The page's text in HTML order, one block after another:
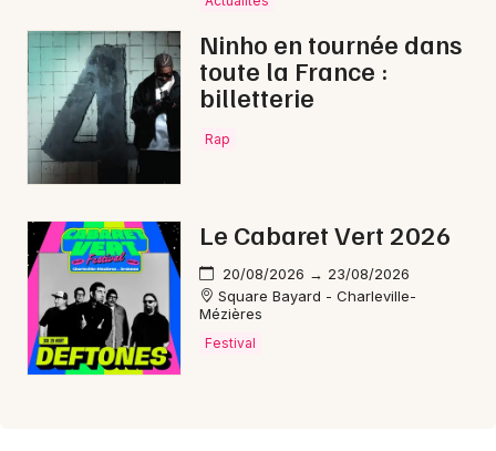
Ninho en tournée dans
toute la France :
billetterie
Rap
Le Cabaret Vert 2026
20/08/2026 → 23/08/2026
Square Bayard - Charleville-
Mézières
Festival